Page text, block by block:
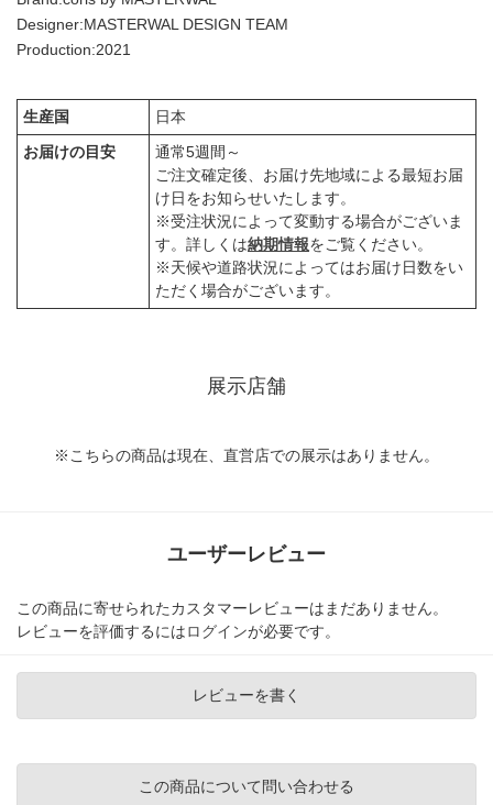
Designer:MASTERWAL DESIGN TEAM
Production:2021
生産国
日本
お届けの目安
通常5週間～
ご注文確定後、お届け先地域による最短お届
け日をお知らせいたします。
※受注状況によって変動する場合がございま
す。詳しくは納期情報をご覧ください。
※天候や道路状況によってはお届け日数をい
ただく場合がございます。
展示店舗
※こちらの商品は現在、直営店での展示はありません。
ユーザーレビュー
この商品に寄せられたカスタマーレビューはまだありません。
レビューを評価するにはログインが必要です。
レビューを書く
この商品について問い合わせる